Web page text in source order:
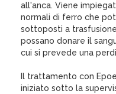
all'anca. Viene
normali di ferro che
sottoposti a
possano donare il
cui si prevede una
Il trattamento con
iniziato sotto la